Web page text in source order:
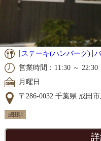
ステーキ(ハンバーグ)
営業時間：11:30 ～
月曜日
〒286-0032 千葉県 成田
成田駅